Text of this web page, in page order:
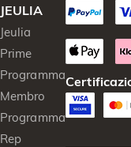
JEULIA
Jeulia
Prime
Programma
Membro
Programma
Rep